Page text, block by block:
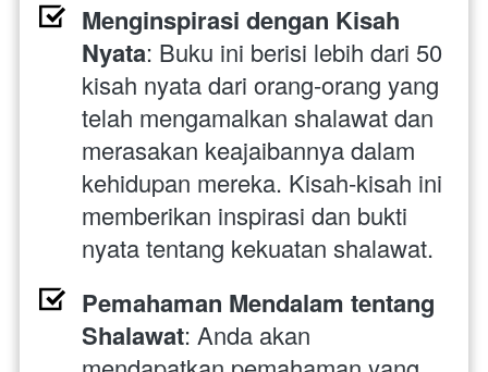
Menginspirasi dengan Kisah
Nyata: Buku ini berisi lebih dari 50
kisah nyata dari orang-orang yang
telah mengamalkan shalawat dan
merasakan keajaibannya dalam
kehidupan mereka. Kisah-kisah ini
memberikan inspirasi dan bukti
nyata tentang kekuatan shalawat.
Pemahaman Mendalam tentang
Shalawat: Anda akan